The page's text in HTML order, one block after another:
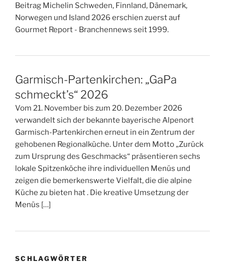
Beitrag Michelin Schweden, Finnland, Dänemark,
Norwegen und Island 2026 erschien zuerst auf
Gourmet Report - Branchennews seit 1999.
Garmisch-Partenkirchen: „GaPa
schmeckt’s“ 2026
Vom 21. November bis zum 20. Dezember 2026
verwandelt sich der bekannte bayerische Alpenort
Garmisch-Partenkirchen erneut in ein Zentrum der
gehobenen Regionalküche. Unter dem Motto „Zurück
zum Ursprung des Geschmacks“ präsentieren sechs
lokale Spitzenköche ihre individuellen Menüs und
zeigen die bemerkenswerte Vielfalt, die die alpine
Küche zu bieten hat . Die kreative Umsetzung der
Menüs […]
SCHLAGWÖRTER